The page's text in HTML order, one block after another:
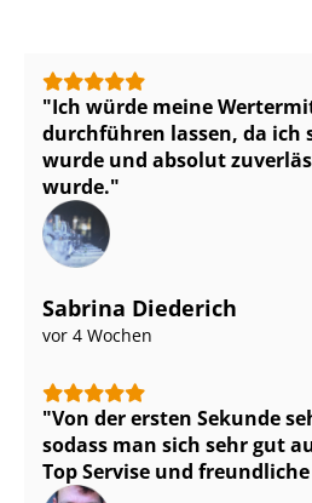
Ich würde meine
durchführen lassen, da ich
wurde und absolut
wurde.
Sabrina Diederich
vor 4 Wochen
Von der ersten Sekunde
sodass man sich sehr gut
Top Servise und